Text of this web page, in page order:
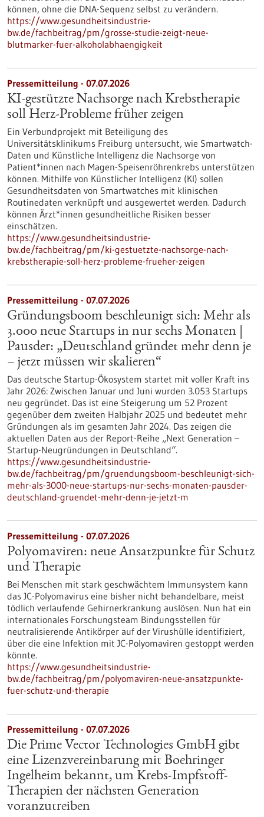
können, ohne die DNA-Sequenz selbst zu verändern.
https://www.gesundheitsindustrie-
bw.de/fachbeitrag/pm/grosse-studie-zeigt-neue-
blutmarker-fuer-alkoholabhaengigkeit
Pressemitteilung - 07.07.2026
KI-gestützte Nachsorge nach Krebstherapie
soll Herz-Probleme früher zeigen
Ein Verbundprojekt mit Beteiligung des
Universitätsklinikums Freiburg untersucht, wie Smartwatch-
Daten und Künstliche Intelligenz die Nachsorge von
Patient*innen nach Magen-Speisenröhrenkrebs unterstützen
können. Mithilfe von Künstlicher Intelligenz (KI) sollen
Gesundheitsdaten von Smartwatches mit klinischen
Routinedaten verknüpft und ausgewertet werden. Dadurch
können Ärzt*innen gesundheitliche Risiken besser
einschätzen.
https://www.gesundheitsindustrie-
bw.de/fachbeitrag/pm/ki-gestuetzte-nachsorge-nach-
krebstherapie-soll-herz-probleme-frueher-zeigen
Pressemitteilung - 07.07.2026
Gründungsboom beschleunigt sich: Mehr als
3.000 neue Startups in nur sechs Monaten |
Pausder: „Deutschland gründet mehr denn je
– jetzt müssen wir skalieren“
Das deutsche Startup-Ökosystem startet mit voller Kraft ins
Jahr 2026: Zwischen Januar und Juni wurden 3.053 Startups
neu gegründet. Das ist eine Steigerung um 52 Prozent
gegenüber dem zweiten Halbjahr 2025 und bedeutet mehr
Gründungen als im gesamten Jahr 2024. Das zeigen die
aktuellen Daten aus der Report-Reihe „Next Generation –
Startup-Neugründungen in Deutschland“.
https://www.gesundheitsindustrie-
bw.de/fachbeitrag/pm/gruendungsboom-beschleunigt-sich-
mehr-als-3000-neue-startups-nur-sechs-monaten-pausder-
deutschland-gruendet-mehr-denn-je-jetzt-m
Pressemitteilung - 07.07.2026
Polyomaviren: neue Ansatzpunkte für Schutz
und Therapie
Bei Menschen mit stark geschwächtem Immunsystem kann
das JC-Polyomavirus eine bisher nicht behandelbare, meist
tödlich verlaufende Gehirnerkrankung auslösen. Nun hat ein
internationales Forschungsteam Bindungsstellen für
neutralisierende Antikörper auf der Virushülle identifiziert,
über die eine Infektion mit JC-Polyomaviren gestoppt werden
könnte.
https://www.gesundheitsindustrie-
bw.de/fachbeitrag/pm/polyomaviren-neue-ansatzpunkte-
fuer-schutz-und-therapie
Pressemitteilung - 07.07.2026
Die Prime Vector Technologies GmbH gibt
eine Lizenzvereinbarung mit Boehringer
Ingelheim bekannt, um Krebs-Impfstoff-
Therapien der nächsten Generation
voranzutreiben